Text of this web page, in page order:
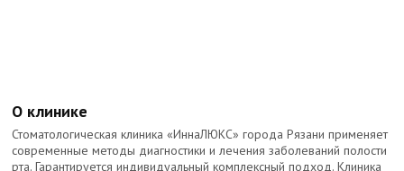
О клинике
Стоматологическая клиника «ИннаЛЮКС» города Рязани применяет
современные методы диагностики и лечения заболеваний полости
рта. Гарантируется индивидуальный комплексный подход. Клиника